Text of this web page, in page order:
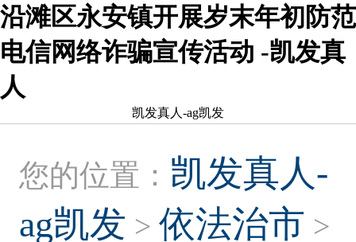
沿滩区永安镇开展岁末年初防范
电信网络诈骗宣传活动 -凯发真
人
凯发真人-ag凯发
您的位置： 凯发真人-
ag凯发 >依法治市 >